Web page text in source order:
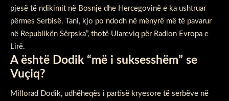
pjesë të ndikimit në Bosnje dhe Hercegovinë e ka ushtruar
përmes Serbisë. Tani, kjo po ndodh në mënyrë më të pavarur
në Republikën Sërpska”, thotë Ulareviq për Radion Evropa e
Lirë.
A është Dodik “më i suksesshëm” se
Vuçiq?
Millorad Dodik, udhëheqës i partisë kryesore të serbëve në